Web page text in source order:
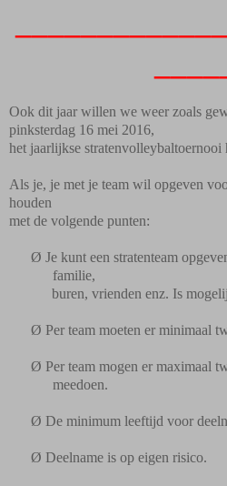
Ook dit jaar willen we weer zoals
pinksterdag 16 mei 2016,
het jaarlijkse stratenvolleybaltoernooi
Als je, je met je team wil opgeven
houden
met de volgende punten:
Ø Je kunt een stratenteam
familie,
buren, vrienden enz. Is
Ø Per team moeten er minimaal
Ø Per team mogen er maximaal
meedoen.
Ø De minimum leeftijd voor
Ø Deelname is op eigen risico.